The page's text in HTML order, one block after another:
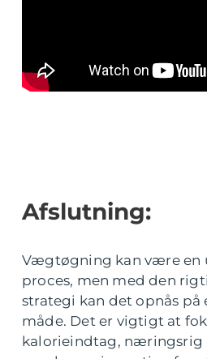
Afslutning:
Vægtøgning kan være en
proces, men med den
strategi kan det opnås på
måde. Det er vigtigt at
kalorieindtag, næringsrig